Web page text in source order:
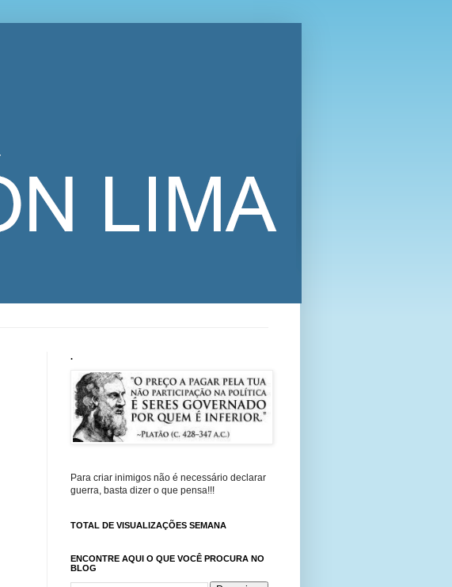
.
Para criar inimigos não é necessário declarar
guerra, basta dizer o que pensa!!!
TOTAL DE VISUALIZAÇÕES SEMANA
ENCONTRE AQUI O QUE VOCÊ PROCURA NO
BLOG